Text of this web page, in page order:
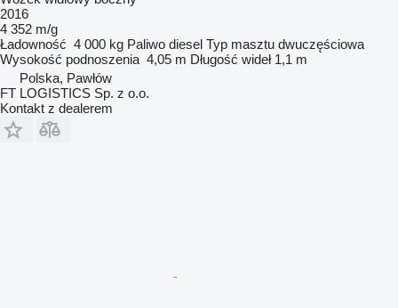
2016
4 352 m/g
Ładowność 4 000 kg Paliwo diesel Typ masztu dwuczęściowa
Wysokość podnoszenia 4,05 m Długość wideł 1,1 m
Polska, Pawłów
FT LOGISTICS Sp. z o.o.
Kontakt z dealerem